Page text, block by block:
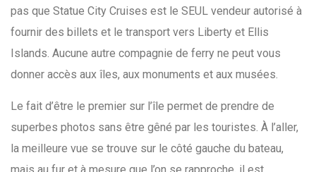
pas que Statue City Cruises est le SEUL vendeur autorisé à
fournir des billets et le transport vers Liberty et Ellis
Islands. Aucune autre compagnie de ferry ne peut vous
donner accès aux îles, aux monuments et aux musées.
Le fait d’être le premier sur l’île permet de prendre de
superbes photos sans être gêné par les touristes. À l’aller,
la meilleure vue se trouve sur le côté gauche du bateau,